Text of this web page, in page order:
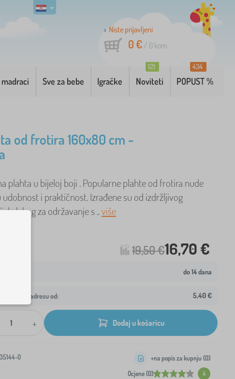
Niste prijavljeni
0 €/ 0 kom.
Sve za bebe Igračke Noviteti
121
POPUST %
434
od frotira 160x80 cm -
plahta u bijeloj boji . Popularne plahte od frotira nude
i praktičnost. Izrađene su od izdržljivog
lakog za održavanje s ..više
19,50 €16,70 €
do 14 dana
na vašu adresu od: 5,40 €
+ Dodaj u košaricu
35144-0
Ocjene (0) 4
+na popis za kupnju (0)